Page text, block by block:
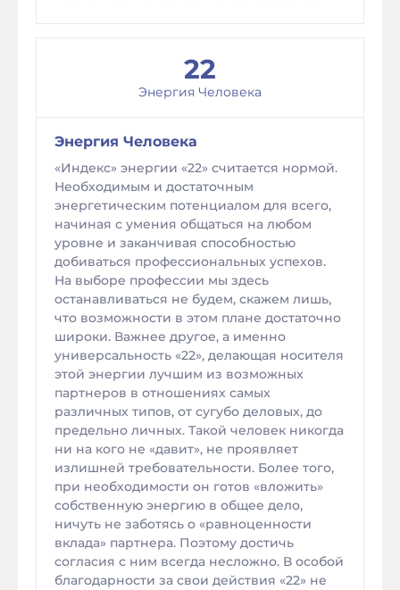
22
Энергия Человека
Энергия Человека
«Индекс» энергии «22» считается нормой.
Необходимым и достаточным
энергетическим потенциалом для всего,
начиная с умения общаться на любом
уровне и заканчивая способностью
добиваться профессиональных успехов.
На выборе профессии мы здесь
останавливаться не будем, скажем лишь,
что возможности в этом плане достаточно
широки. Важнее другое, а именно
универсальность «22», делающая носителя
этой энергии лучшим из возможных
партнеров в отношениях самых
различных типов, от сугубо деловых, до
предельно личных. Такой человек никогда
ни на кого не «давит», не проявляет
излишней требовательности. Более того,
при необходимости он готов «вложить»
собственную энергию в общее дело,
ничуть не заботясь о «равноценности
вклада» партнера. Поэтому достичь
согласия с ним всегда несложно. В особой
благодарности за свои действия «22» не